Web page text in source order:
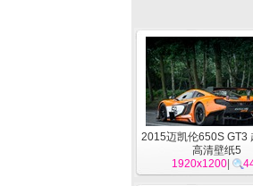
2015迈凯伦650S GT3
高清壁纸5
1920x1200